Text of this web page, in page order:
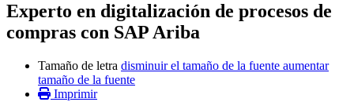
Experto en digitalización de procesos de
compras con SAP Ariba
Tamaño de letra disminuir el tamaño de la fuente aumentar
tamaño de la fuente
Imprimir